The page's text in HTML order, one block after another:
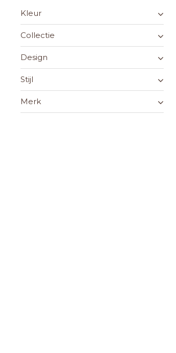
Mouwslabben
Schoudertassen
Herbruikbare Snackzakjes
Shoppers
Kleur
Collectie
Design
Stijl
Merk